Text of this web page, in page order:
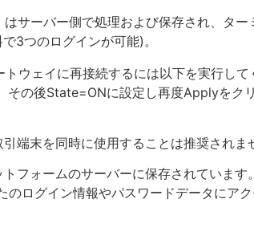
サーバー側で処理および保存され、ター
3つのログインが可能)。
ウェイに再接続するには以下を実行して
その後State=ONに設定し再度Applyを
端末を同時に使用することは推奨されま
フォームのサーバーに保存されていま
ログイン情報やパスワードデータにアク